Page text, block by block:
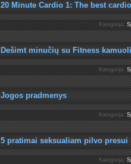
20 Minute Cardio 1: The best
Kategorija:
Dešimt minučių su Fitness
Kategorija:
Jogos pradmenys
Kategorija:
5 pratimai seksualiam pilvo presui
Kategorija: